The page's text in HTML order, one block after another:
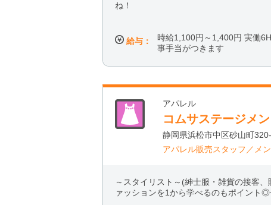
ね！
給与：
時給1,100円～1,400円 実働
事手当がつきます
アパレル
コムサステージメ
静岡県浜松市中区砂山町
アパレル販売スタッフ／メ
～スタイリスト～(紳士服・雑貨の接客
ァッションを1から学べるのもポイント